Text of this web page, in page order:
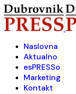
Naslovna
Aktualno
esPRESSo
Marketing
Kontakt